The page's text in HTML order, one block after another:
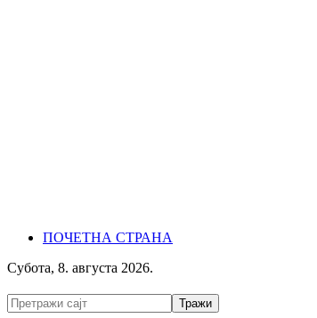
ПОЧЕТНА СТРАНА
Субота, 8. августа 2026.